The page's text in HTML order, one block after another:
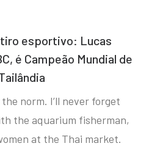
esportivo: Lucas
é Campeão Mundial de
norm. I’ll never forget
the aquarium fisherman,
at the Thai market.